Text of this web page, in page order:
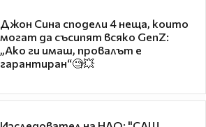
Джон Сина сподели 4 неща, които
могат да съсипят всяко GenZ:
„Ако ги имаш, провалът е
гарантиран“🧐💥